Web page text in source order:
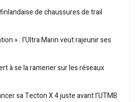
de chaussures de trail
» : l’Ultra Marin veut rajeunir ses
à se la ramener sur les réseaux
sa Tecton X 4 juste avant l’UTMB